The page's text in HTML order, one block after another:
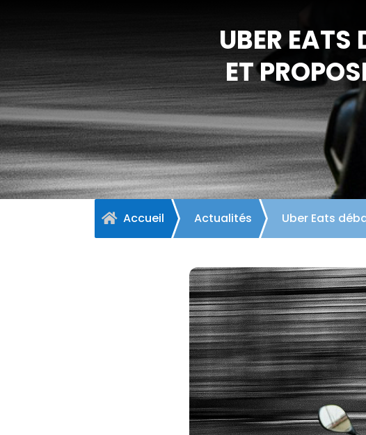
UBER EATS
ET
 Accueil Actualités Uber Eats